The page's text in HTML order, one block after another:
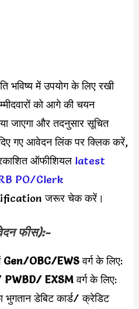
भविष्य में उपयोग के लिए रखी
को आगे की चयन
जाएगा और तदनुसार सूचित
गए आवेदन लिंक पर क्लिक करें,
ऑफीशियल latest
PO/Clerk
जरूर चेक करें।
फीस):-
Gen/OBC/EWSवर्ग के लिए:
EXSMवर्ग के लिए:
डेबिट कार्ड/ क्रेडिट